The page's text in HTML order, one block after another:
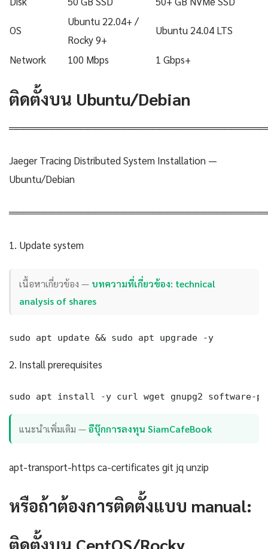
OS
Ubuntu 22.04+ /
Rocky 9+
Ubuntu 24.04 LTS
Network 100 Mbps 1 Gbps+
ติดตั้งบน Ubuntu/Debian
Jaeger Tracing Distributed System Installation —
Ubuntu/Debian
1. Update system
เนื้อหาเกี่ยวข้อง — บทความที่เกี่ยวข้อง: technical
analysis of shares
sudo apt update && sudo apt upgrade -y
2. Install prerequisites
sudo apt install -y curl wget gnupg2 software-
แนะนำเพิ่มเติม —อีบุ๊กการลงทุน SiamCafeBook
apt-transport-https ca-certificates git jq unzip
หรือถ้าต้องการติดตั้งแบบ manual:
ติดตั้งบน CentOS/Rocky